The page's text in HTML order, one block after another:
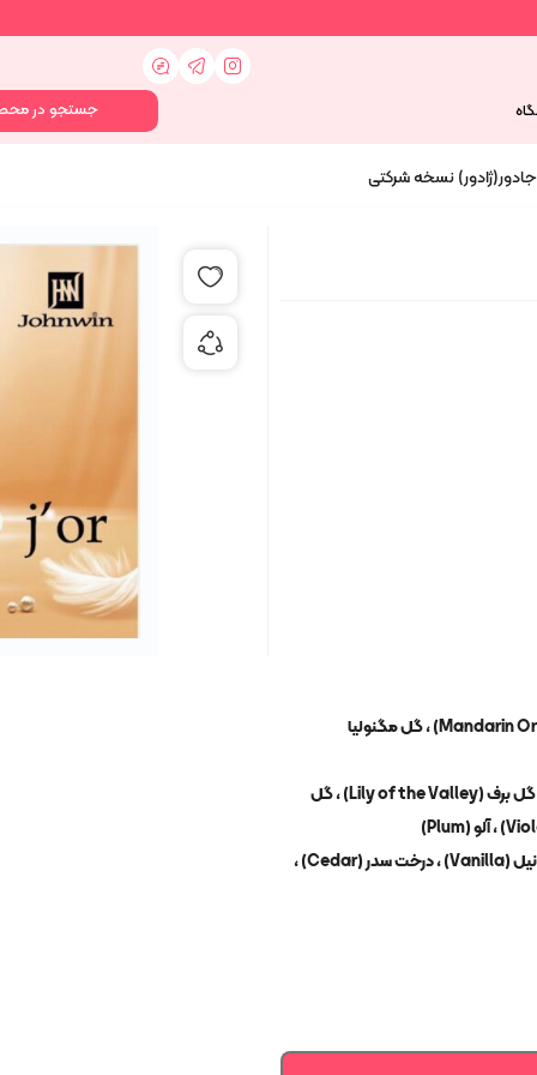
نسخه شرکتی
افزودن به علاقه مندی ها
اشتراک گذاری محصول
نت یا رایحه ابتدایی عطر-ادکلن : ترنج (bergamot) ، پرتقال ماندارین (Mandarin Orange) ، گل مگنولیا
نت یا رایحه میانی عطر-ادکلن : گل فریسیا (Freesia) ، گل یاس (Jasmine) ، گل برف (Lily of the Valley) ، گل
نت یا رایحه پایانی عطر-ادکلن : مشک (Musk) ، توت سیاه (Blackberry) ، وانیل (Vanilla) ، درخت سدر (Cedar) ،